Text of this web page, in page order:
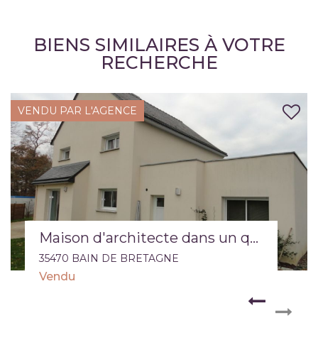
BIENS SIMILAIRES À VOTRE
RECHERCHE
VENDU PAR L'AGENCE
Maison d'architecte dans un quartier résidentiel.
35470 BAIN DE BRETAGNE
Vendu